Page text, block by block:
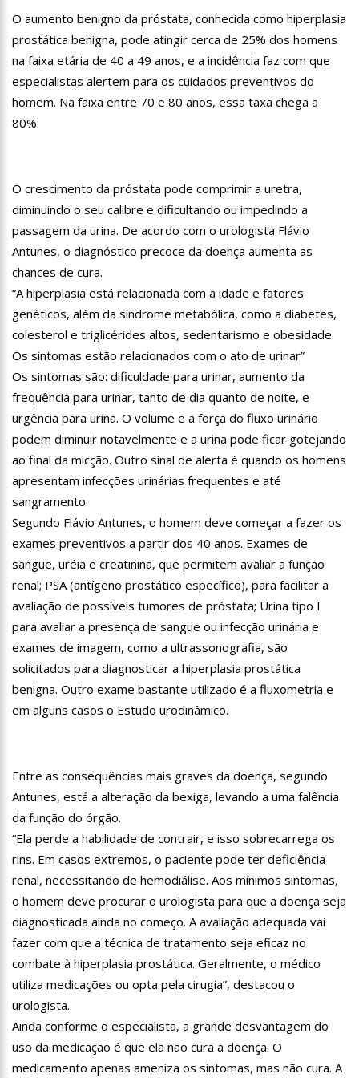
Manaus
12:55 PIB do Japão registra crescimento pela primeira vez em 3
trimestres
12:49 Anitta diz que ficou dez meses sem sexo e revela como se
sentiu
12:37
14:56 Vídeo: Reação de Ana Clara após não pegar buquê em
casamento viraliza: “Filho da put*! Nojento!”
14:52 Procon-AM orienta população que Lei do Troco é válida e
Empresário ‘Passarão’, dono do porto Chibatão, morre em
11:52 Petrobras anuncia nova política de preços de combustíveis
11:36 Acusado de divulgar fotos de corpo de Marília Mendonça e
de outros artistas mortos vira réu
11:28 Casal é surpreendido com gravidez de sêxtuplos e pai ‘passa
mal’
11:22 UEA e Sejusc lançam cursos de capacitação para
atendimento a Pessoas com Deficiência
11:09 Bruna Biancardi ganha mimo de R$ 820 de Neymar: ‘Se fez
presente mesmo distante’
14:30 Wilson Lima entrega Caimi Ada Rodrigues Viana revitalizado
à população idosa da zona oeste
Confira quais bairros de Manaus ficarão sem energia nesta
segunda-feira (15)
14:17 Motoristas de aplicativo entram em greve em todo o Brasil
14:10 Após matar colegas, policial grava vídeo: “Te vejo no inferno”;
assista
13:52 Jovem sofre queimaduras de 1º grau no rosto após celular
explodir
Mulher morre atropelada a caminho do trabalho em Manaus
13:05 Cultura Manaus: 21ª Semana Nacional de Museus conta com
vasta programação em nove espaços culturais
Cultural Povos da Amazônia
12:56 OMS declara fim da emergência em saúde por mpox
12:45 Fornecedores entram com pedido de falência das lojas
Marisa
11:19 Secretaria de Fazenda alerta para golpes com pagamento
Idosa comemora 107 anos com festa temática da Barbie e
encanta web
10:43 Bolsonaro virá a Manaus ainda este ano para fortalecer pré-
candidatura de coronel Menezes à Prefeitura de Manaus em 2024
10:26 Ex-noivo de Marília Mendonça choca fãs com homenagem a
10:15
Aos 43 anos, mulher com deficiência contrata jovem para
fazer sexo pela primeira vez
12:56
Virginia Fonseca mente sobre avião e Zé Felipe enfrenta
crise na carreira
O aumento benigno da próstata, conhecida como hiperplasia
prostática benigna, pode atingir cerca de 25% dos homens
na faixa etária de 40 a 49 anos, e a incidência faz com que
especialistas alertem para os cuidados preventivos do
homem. Na faixa entre 70 e 80 anos, essa taxa chega a
80%.
O crescimento da próstata pode comprimir a uretra,
diminuindo o seu calibre e dificultando ou impedindo a
passagem da urina. De acordo com o urologista Flávio
Antunes, o diagnóstico precoce da doença aumenta as
chances de cura.
“A hiperplasia está relacionada com a idade e fatores
genéticos, além da síndrome metabólica, como a diabetes,
colesterol e triglicérides altos, sedentarismo e obesidade.
Os sintomas estão relacionados com o ato de urinar”
Os sintomas são: dificuldade para urinar, aumento da
frequência para urinar, tanto de dia quanto de noite, e
urgência para urina. O volume e a força do fluxo urinário
podem diminuir notavelmente e a urina pode ficar gotejando
ao final da micção. Outro sinal de alerta é quando os homens
apresentam infecções urinárias frequentes e até
sangramento.
Segundo Flávio Antunes, o homem deve começar a fazer os
exames preventivos a partir dos 40 anos. Exames de
sangue, uréia e creatinina, que permitem avaliar a função
renal; PSA (antígeno prostático específico), para facilitar a
avaliação de possíveis tumores de próstata; Urina tipo I
para avaliar a presença de sangue ou infecção urinária e
exames de imagem, como a ultrassonografia, são
solicitados para diagnosticar a hiperplasia prostática
benigna. Outro exame bastante utilizado é a fluxometria e
em alguns casos o Estudo urodinâmico.
Entre as consequências mais graves da doença, segundo
Antunes, está a alteração da bexiga, levando a uma falência
da função do órgão.
“Ela perde a habilidade de contrair, e isso sobrecarrega os
rins. Em casos extremos, o paciente pode ter deficiência
renal, necessitando de hemodiálise. Aos mínimos sintomas,
o homem deve procurar o urologista para que a doença seja
diagnosticada ainda no começo. A avaliação adequada vai
fazer com que a técnica de tratamento seja eficaz no
combate à hiperplasia prostática. Geralmente, o médico
utiliza medicações ou opta pela cirugia”, destacou o
urologista.
Ainda conforme o especialista, a grande desvantagem do
uso da medicação é que ela não cura a doença. O
medicamento apenas ameniza os sintomas, mas não cura. A